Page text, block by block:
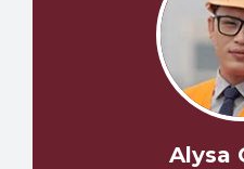
Alysa